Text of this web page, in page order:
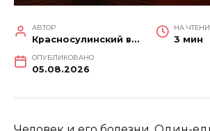
АВТОР
Красносулинский вестник
НА
3 мин
ОПУБЛИКОВАНО
05.08.2026